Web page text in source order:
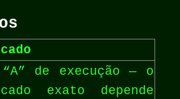
de execução — o
exato depende